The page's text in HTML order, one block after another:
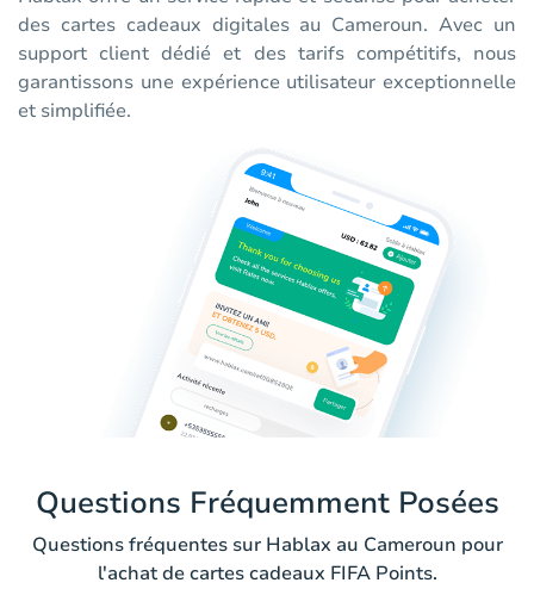
des cartes cadeaux digitales au Cameroun. Avec un
support client dédié et des tarifs compétitifs, nous
garantissons une expérience utilisateur exceptionnelle
et simplifiée.
Questions Fréquemment Posées
Questions fréquentes sur Hablax au Cameroun pour
l'achat de cartes cadeaux FIFA Points.